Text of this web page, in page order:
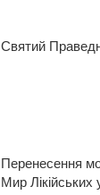
Святий
Перенесення
Мир Лікійських